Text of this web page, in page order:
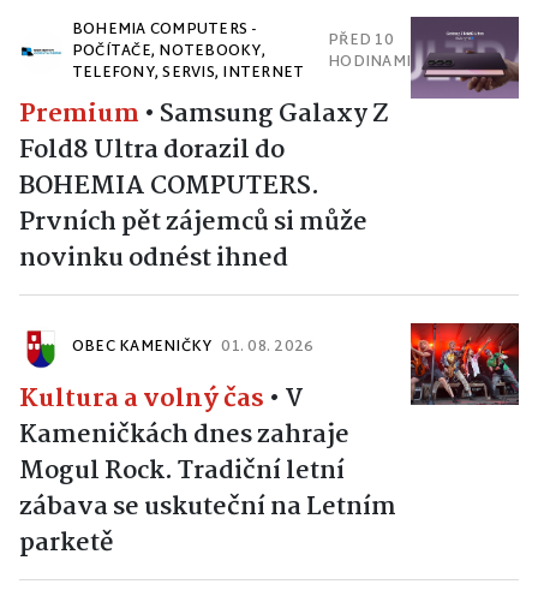
BOHEMIA COMPUTERS -
POČÍTAČE, NOTEBOOKY,
TELEFONY, SERVIS, INTERNET
PŘED 10
HODINAMI
Premium • Samsung Galaxy Z
Fold8 Ultra dorazil do
BOHEMIA COMPUTERS.
Prvních pět zájemců si může
novinku odnést ihned
OBEC KAMENIČKY 01. 08. 2026
Kultura a volný čas • V
Kameničkách dnes zahraje
Mogul Rock. Tradiční letní
zábava se uskuteční na Letním
parketě